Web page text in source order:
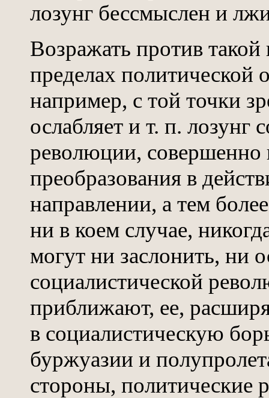
лозунг бессмыслен и
Возражать против
пределах политической
например, с той точки
ослабляет и т. п. лозунг
революции, совершенно
преобразования в
направлении, а тем
ни в коем случае,
могут ни заслонить, ни
социалистической
приближают, ее,
в социалистическую
буржуазии и
стороны, политические